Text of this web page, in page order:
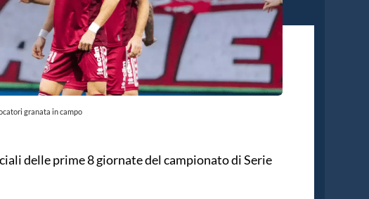
granata in campo
delle prime 8 giornate del campionato di Serie